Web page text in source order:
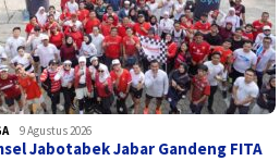
9 Agustus 2026
Jabotabek Jabar Gandeng FITA